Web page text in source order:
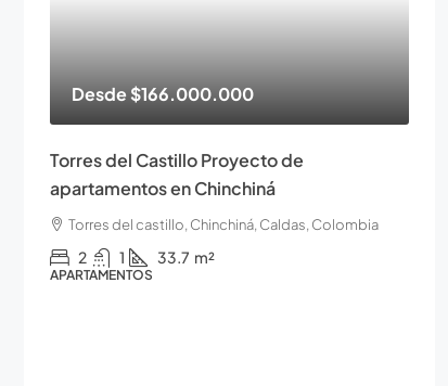
Desde$166.000.000
Torres del Castillo Proyecto de
apartamentos en Chinchiná
Torres del castillo, Chinchiná, Caldas, Colombia
2 1 33.7 m²
APARTAMENTOS